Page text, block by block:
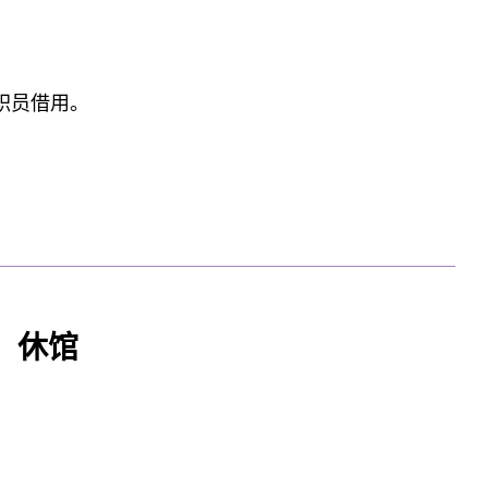
邮件内提供的线上表格。
借用。
休馆